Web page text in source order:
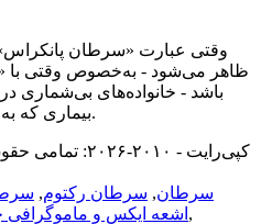
وقتی عبارت «سرطان
باشد - خانواده‌های بی‌شماری
بیماری که به عنوان ... شناخته می‌شود.
© کپی‌رایت - ۲۰۱۰-۲۰۲۶: تمامی حقوق محفوظ است.
سرطان, سرطان رکتوم,
اشعه ایکس و ماموگرافی ,